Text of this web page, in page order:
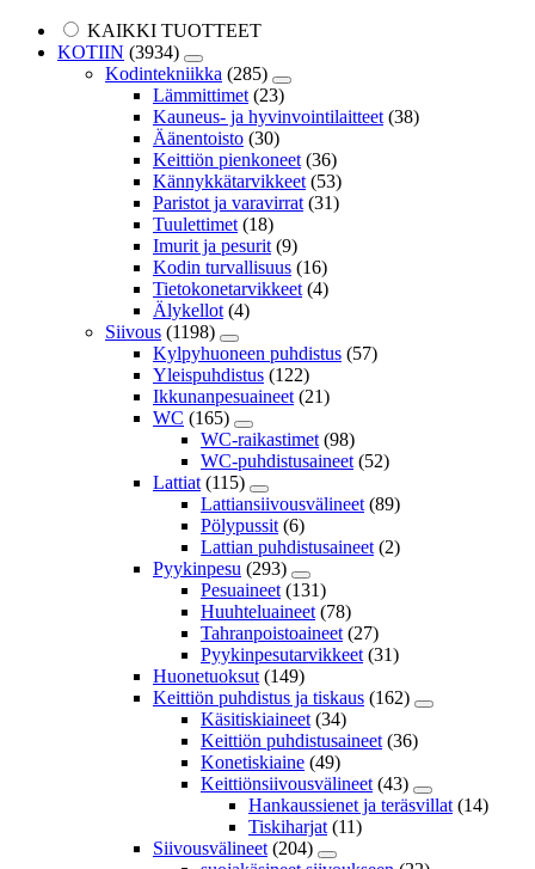
KAIKKI TUOTTEET
KOTIIN (3934)
Kodintekniikka (285)
Lämmittimet (23)
Kauneus- ja hyvinvointilaitteet (38)
Äänentoisto (30)
Keittiön pienkoneet (36)
Kännykkätarvikkeet (53)
Paristot ja varavirrat (31)
Tuulettimet (18)
Imurit ja pesurit (9)
Kodin turvallisuus (16)
Tietokonetarvikkeet (4)
Älykellot (4)
Siivous (1198)
Kylpyhuoneen puhdistus (57)
Yleispuhdistus (122)
Ikkunanpesuaineet (21)
WC (165)
WC-raikastimet (98)
WC-puhdistusaineet (52)
Lattiat (115)
Lattiansiivousvälineet (89)
Pölypussit (6)
Lattian puhdistusaineet (2)
Pyykinpesu (293)
Pesuaineet (131)
Huuhteluaineet (78)
Tahranpoistoaineet (27)
Pyykinpesutarvikkeet (31)
Huonetuoksut (149)
Keittiön puhdistus ja tiskaus (162)
Käsitiskiaineet (34)
Keittiön puhdistusaineet (36)
Konetiskiaine (49)
Keittiönsiivousvälineet (43)
Hankaussienet ja teräsvillat (14)
Tiskiharjat (11)
Siivousvälineet (204)